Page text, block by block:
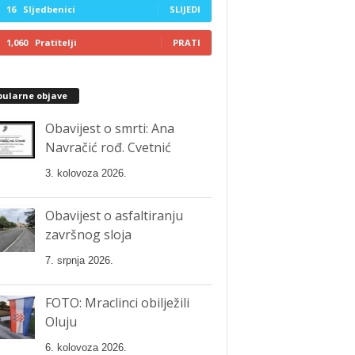
16 Sljedbenici SLIJEDI
1,060 Pratitelji PRATI
objave
Obavijest o smrti: Ana
Navračić rođ. Cvetnić
3. kolovoza 2026.
Obavijest o asfaltiranju
završnog sloja
7. srpnja 2026.
FOTO: Mraclinci obilježili
Oluju
6. kolovoza 2026.